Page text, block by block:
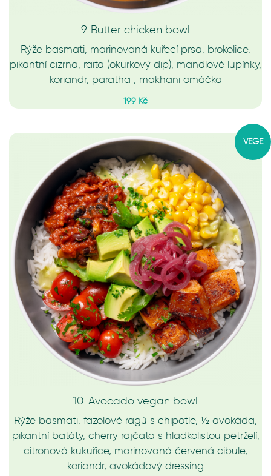
9. Butter chicken bowl
Rýže basmati, marinovaná kuřecí prsa, brokolice,
pikantní cizrna, raita (okurkový dip), mandlové lupínky,
koriandr, paratha , makhani omáčka
199 Kč
VEGE
10. Avocado vegan bowl
Rýže basmati, fazolové ragú s chipotle, ½ avokáda,
pikantní batáty, cherry rajčata s hladkolistou petrželí,
citronová kukuřice, marinovaná červená cibule,
koriandr, avokádový dressing